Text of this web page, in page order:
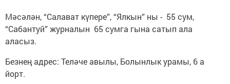
Мәсәлән, “Салават күпере”, “Ялкын” ны - 55 сум,
“Сабантуй” журналын 65 сумга гына сатып ала
аласыз.
Безнең адрес: Теләче авылы, Болынлык урамы, 6 а
йорт.